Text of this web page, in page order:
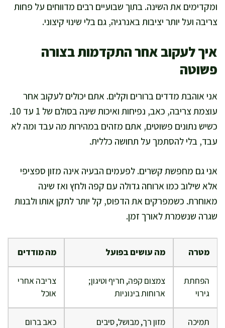
ומקדימים את השינה. בתוך שבועיים רבים מדווחים על פחות
צריבה ועל יותר יציבות באנרגיה, גם בלי שינוי קיצוני.
איך לעקוב אחר התקדמות בצורה
פשוטה
אני אוהבת מדדים ברורים וקלים. אתם יכולים לעקוב אחר
עוצמת צריבה, כאב, נפיחות ואיכות שינה בסולם של 1 עד 10.
כשיש נתונים פשוטים, אתם מזהים במהירות מה עבד ומה לא
עבד, בלי להסתמך על תחושה כללית.
אני גם מחפשת קשרים. לפעמים הבעיה אינה מזון ספציפי
אלא שילוב כמו ארוחה גדולה עם קפה ולחץ ואז שינה
מאוחרת. כשמפרקים את הדפוס, קל יותר לתקן אותו ולבנות
שגרה שנשמרת לאורך זמן.
מטרה מה עושים בפועל מה מודדים
הפחתת
גירוי
צמצום קפה, חריף וטיגון;
ארוחות בינוניות
צריבה אחרי
אוכל
תמיכה
מזון רך, מבושל, סיבים
כאב ברום